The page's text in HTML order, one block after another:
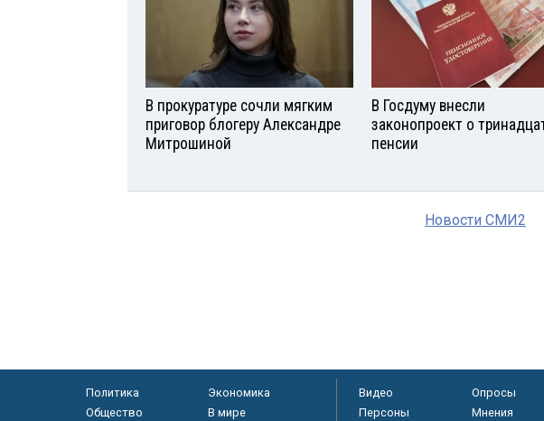
В прокуратуре сочли мягким
приговор блогеру Александре
Митрошиной
В Госдуму внесли
законопроект о
пенсии
Новости СМИ2
Политика
Экономика
Общество
В мире
Видео Опросы
Персоны
Мнения